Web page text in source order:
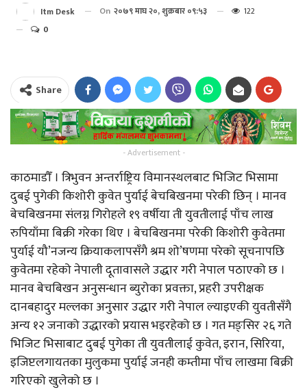
Itm Desk On २०७९ माघ २०, शुक्रबार ०९:५३
122
0
Share
- Advertisement -
काठमाडौँ । त्रिभुवन अन्तर्राष्ट्रिय विमानस्थलबाट भिजिट भिसामा
दुबई पुगेकी किशोरी कुवेत पुर्याई बेचबिखनमा परेकी छिन् । मानव
बेचबिखनमा संलग्न गिरोहले १९ वर्षीया ती युवतीलाई पाँच लाख
रुपियाँमा बिक्री गरेका थिए । बेचबिखनमा परेकी किशोरी कुवेतमा
पुर्याई यौ’नजन्य क्रियाकलापसँगै श्रम शो’षणमा परेको सूचनापछि
कुवेतमा रहेको नेपाली दूतावासले उद्धार गरी नेपाल पठाएको छ ।
मानव बेचबिखन अनुसन्धान ब्युरोका प्रवक्ता, प्रहरी उपरीक्षक
दानबहादुर मल्लका अनुसार उद्धार गरी नेपाल ल्याइएकी युवतीसँगै
अन्य १२ जनाको उद्धारको प्रयास भइरहेको छ । गत मङ्सिर २६ गते
भिजिट भिसाबाट दुबई पुगेका ती युवतीलाई कुवेत, इरान, सिरिया,
इजिप्टलगायतका मुलुकमा पुर्याई जनही कम्तीमा पाँच लाखमा बिक्री
गरिएको खुलेको छ ।